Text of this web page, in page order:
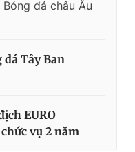
đá châu Âu
Tây Ban
EURO
vụ 2 năm